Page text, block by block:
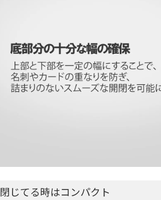
閉じてる時はコンパクト